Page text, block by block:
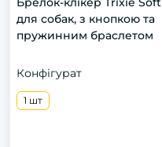
для собак, з кнопкою та
пружинним браслетом
Конфігурат
1 шт